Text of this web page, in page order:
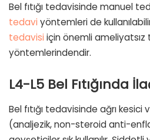
Bel fıtığı tedavisinde manuel
tedavi yöntemleri de
tedavisi için önemli
yöntemlerindendir.
L4-L5 Bel Fıtığında
Bel fıtığı tedavisinde ağrı
(analjezik, non-steroid anti-